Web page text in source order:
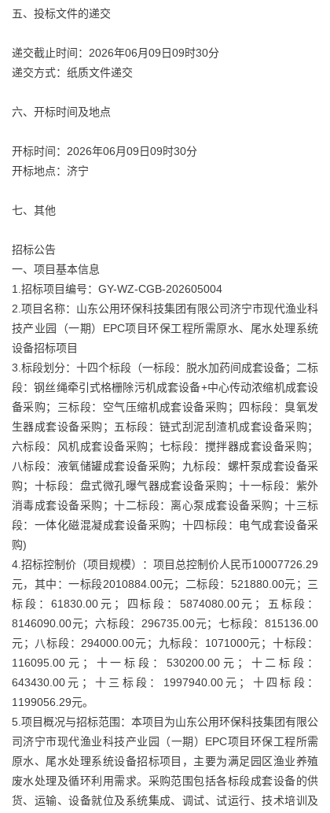
五、投标文件的递交
递交截止时间：2026年06月09日09时30分
递交方式：纸质文件递交
六、开标时间及地点
开标时间：2026年06月09日09时30分
开标地点：济宁
七、其他
招标公告
一、项目基本信息
1.招标项目编号：GY-WZ-CGB-202605004
2.项目名称：山东公用环保科技集团有限公司济宁市现代渔业科
技产业园（一期）EPC项目环保工程所需原水、尾水处理系统
设备招标项目
3.标段划分：十四个标段（一标段：脱水加药间成套设备；二标
段：钢丝绳牵引式格栅除污机成套设备+中心传动浓缩机成套设
备采购；三标段：空气压缩机成套设备采购；四标段：臭氧发
生器成套设备采购；五标段：链式刮泥刮渣机成套设备采购；
六标段：风机成套设备采购；七标段：搅拌器成套设备采购；
八标段：液氧储罐成套设备采购；九标段：螺杆泵成套设备采
购；十标段：盘式微孔曝气器成套设备采购；十一标段：紫外
消毒成套设备采购；十二标段：离心泵成套设备采购；十三标
段：一体化磁混凝成套设备采购；十四标段：电气成套设备采
购)
4.招标控制价（项目规模）：项目总控制价人民币10007726.29
元，其中：一标段2010884.00元；二标段：521880.00元；三
标段：61830.00元；四标段：5874080.00元；五标段：
8146090.00元；六标段：296735.00元；七标段：815136.00
元；八标段：294000.00元；九标段：1071000元；十标段：
116095.00元；十一标段：530200.00元；十二标段：
643430.00元；十三标段：1997940.00元；十四标段：
1199056.29元。
5.项目概况与招标范围：本项目为山东公用环保科技集团有限公
司济宁市现代渔业科技产业园（一期）EPC项目环保工程所需
原水、尾水处理系统设备招标项目，主要为满足园区渔业养殖
废水处理及循环利用需求。采购范围包括各标段成套设备的供
货、运输、设备就位及系统集成、调试、试运行、技术培训及